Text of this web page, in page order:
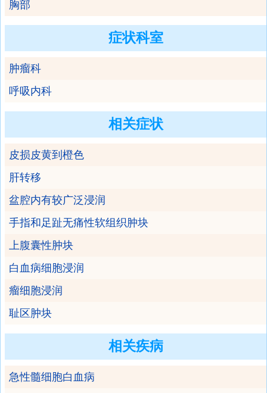
胸部
症状科室
肿瘤科
呼吸内科
相关症状
皮损皮黄到橙色
肝转移
盆腔内有较广泛浸润
手指和足趾无痛性软组织肿块
上腹囊性肿块
白血病细胞浸润
瘤细胞浸润
耻区肿块
相关疾病
急性髓细胞白血病